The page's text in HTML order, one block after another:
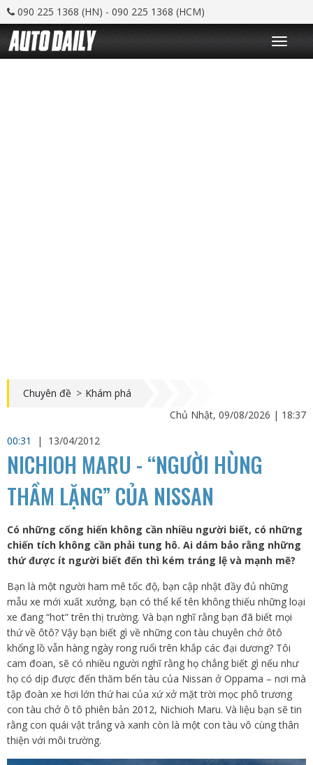
090 225 1368 (HN) - 090 225 1368 (HCM)
T
o
g
Chuyên đề > Khám phá
Chủ Nhật, 09/08/2026 | 18:37
00:31
| 13/04/2012
NICHIOH MARU - “NGƯỜI HÙNG
THẦM LẶNG” CỦA NISSAN
Có những cống hiến không cần nhiều người biết, có những
chiến tích không cần phải tung hô. Ai dám bảo rằng những
thứ được ít người biết đến thì kém tráng lệ và mạnh mẽ?
Bạn là một người ham mê tốc độ, bạn cập nhật đầy đủ những
mẫu xe mới xuất xưởng, bạn có thể kể tên không thiếu những loại
xe đang “hot” trên thị trường. Và bạn nghĩ rằng bạn đã biết mọi
thứ về ôtô? Vậy bạn biết gì về những con tàu chuyên chở ôtô
khổng lồ vẫn hàng ngày rong ruổi trên khắp các đại dương? Tôi
cam đoan, sẽ có nhiều người nghĩ rằng họ chẳng biết gì nếu như
họ có dịp được đến thăm bến tàu của Nissan ở Oppama – nơi mà
tập đoàn xe hơi lớn thứ hai của xứ xở mặt trời mọc phô trương
con tàu chở ô tô phiên bản 2012, Nichioh Maru. Và liệu bạn sẽ tin
rằng con quái vật trắng và xanh còn là một con tàu vô cùng thân
thiện với môi trường.